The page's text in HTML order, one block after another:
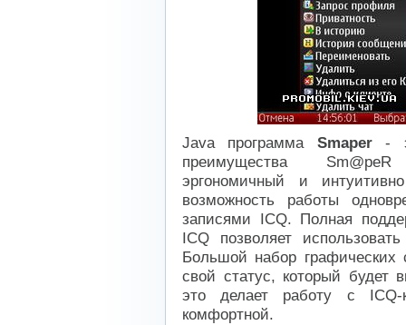
Java программа Smaper-
преимущества
эргономичный и
возможность работы
записями ICQ. Полная
ICQ позволяет
Большой набор графических
свой статус, который будет
это делает работу с
комфортной.